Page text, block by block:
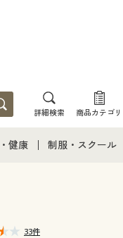
詳細検索 商品カテゴリ
カタログ
健康 制服・スクール
33件